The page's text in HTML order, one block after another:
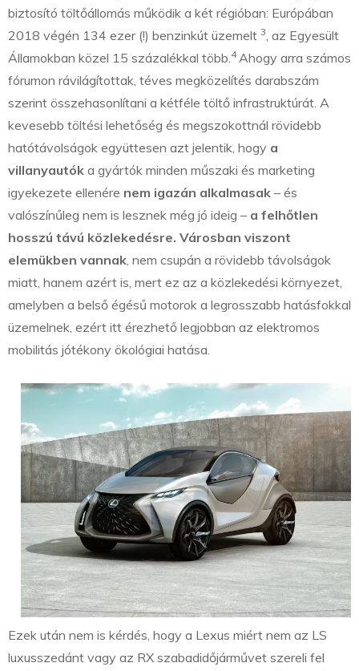
biztosító töltőállomás működik a két régióban: Európában
2018 végén 134 ezer (!) benzinkút üzemelt 3, az Egyesült
Államokban közel 15 százalékkal több.4Ahogy arra számos
fórumon rávilágítottak, téves megközelítés darabszám
szerint összehasonlítani a kétféle töltő infrastruktúrát. A
kevesebb töltési lehetőség és megszokottnál rövidebb
hatótávolságok együttesen azt jelentik, hogy a
villanyautók a gyártók minden műszaki és marketing
igyekezete ellenére nem igazán alkalmasak – és
valószínűleg nem is lesznek még jó ideig – a felhőtlen
hosszú távú közlekedésre. Városban viszont
elemükben vannak, nem csupán a rövidebb távolságok
miatt, hanem azért is, mert ez az a közlekedési környezet,
amelyben a belső égésű motorok a legrosszabb hatásfokkal
üzemelnek, ezért itt érezhető legjobban az elektromos
mobilitás jótékony ökológiai hatása.
Ezek után nem is kérdés, hogy a Lexus miért nem az LS
luxusszedánt vagy az RX szabadidőjárművet szereli fel